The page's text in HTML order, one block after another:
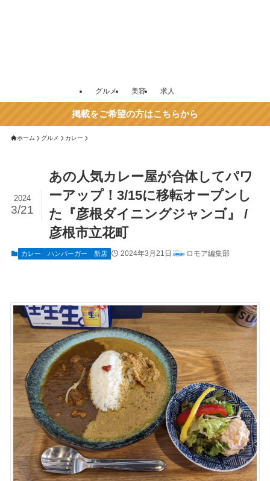
グルメ 美容 求人
掲載をご希望の方はこちらから
ホーム グルメ カレー
あの人気カレー屋が合体してパワ
ーアップ！3/15に移転オープンし
た『彦根ダイニングジャンゴ』 /
彦根市立花町
2024
3/21
カレー ハンバーガー 新店 2024年3月21日 ロモア編集部